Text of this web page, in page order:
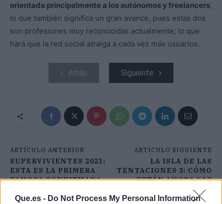
Que.es - Do Not Process My Personal Information
orientada principalmente a los autónomos y freelancers,
lo que también significa un gran avance, pues estas dos
son profesiones muy reconocidas actualmente, lo que
hará que la red social atraiga a cada vez más usuarios.
Atrás Siguiente
ARTÍCULO ANTERIOR
SUPERVIVIENTES 2021:
ESTA ES LA PRIMERA
FAMOSA CONFIRMADA
DESVELARSE EN
ARTÍCULO SIGUIENTE
LA ISLA DE LAS
TENTACIONES 3: CÓMO
ESTÁN AHORA LAS
PAREJAS